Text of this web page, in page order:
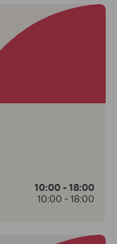
10:00 - 18:00
10:00 - 18:00